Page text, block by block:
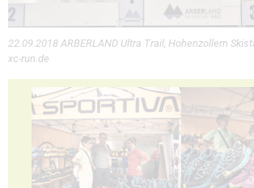
22.09.2018 ARBERLAND Ultra Trail, Hohenzollern
xc-run.de